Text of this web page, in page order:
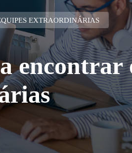
EXTRAORDINÁRIAS
encontrar